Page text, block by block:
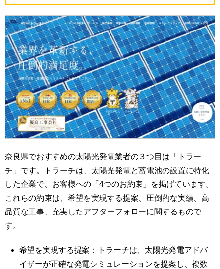
奈良県でおすすめの太陽光発電業者の３つ目は「トラー
チ」です。トラーチは、太陽光発電と蓄電池の設置に特化
した企業で、お客様への「4つのお約束」を掲げています。
これらの約束は、希望を実現する提案、圧倒的な実績、高
品質な工事、充実したアフターフォローに関するもので
す。
希望を実現する提案：トラーチは、太陽光発電アドバ
イザーが正確な発電シミュレーションを提案し、複数